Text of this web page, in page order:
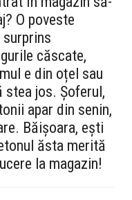
O poveste
surprins
căscate,
e din oțel sau
stea jos. Șoferul,
apar din senin,
Băișoara, ești
ăsta merită
la magazin!